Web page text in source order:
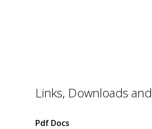
Links, Downloads
Pdf Docs